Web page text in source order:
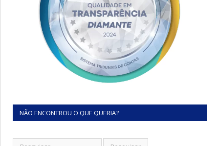
NÃO ENCONTROU O QUE QUERIA?